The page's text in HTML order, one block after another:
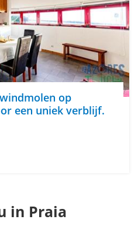
op
een uniek verblijf.
in Praia